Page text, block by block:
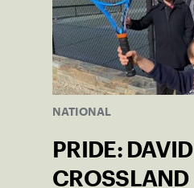
NATIONAL
PRIDE: DAVID
CROSSLAND